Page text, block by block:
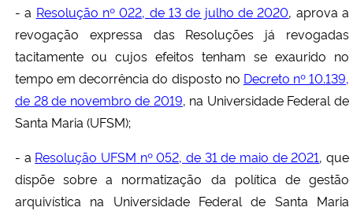
- a Resolução nº 022, de 13 de julho de 2020, aprova a
revogação expressa das Resoluções já revogadas
tacitamente ou cujos efeitos tenham se exaurido no
tempo em decorrência do disposto no Decreto nº 10.139,
de 28 de novembro de 2019, na Universidade Federal de
Santa Maria (UFSM);
- a Resolução UFSM nº 052, de 31 de maio de 2021, que
dispõe sobre a normatização da política de gestão
arquivística na Universidade Federal de Santa Maria